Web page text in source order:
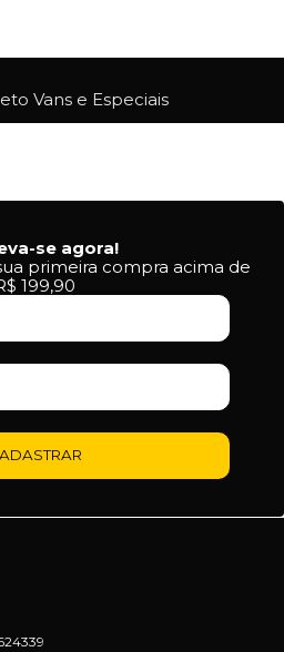
Vans e Especiais
se agora!
primeira compra acima de
199,90